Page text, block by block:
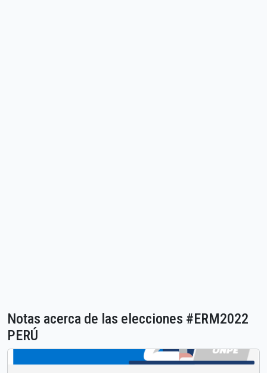
Notas acerca de las elecciones #ERM2022
PERÚ